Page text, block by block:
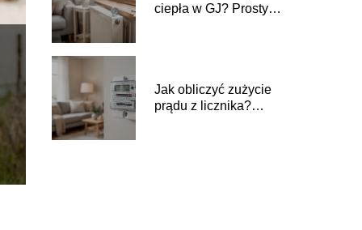
ciepła w GJ? Prosty
Jak obliczyć zużycie
prądu z licznika?